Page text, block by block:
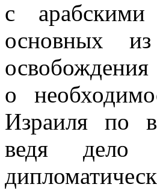
с
основных
о
Израиля по
ведя дело